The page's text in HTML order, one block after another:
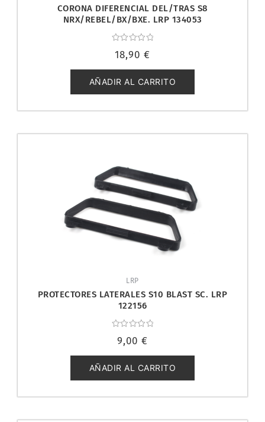
CORONA DIFERENCIAL DEL/TRAS S8
NRX/REBEL/BX/BXE. LRP 134053
con
de
5
18,90 €
AÑADIR AL CARRITO
LRP
PROTECTORES LATERALES S10 BLAST SC. LRP
122156
con
de
5
9,00 €
AÑADIR AL CARRITO